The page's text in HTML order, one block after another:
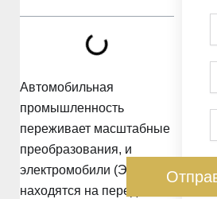
Автомобильная
промышленность
переживает масштабные
преобразования, и
электромобили (ЭМ)
находятся на переднем